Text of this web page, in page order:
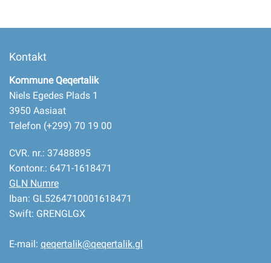
Kontakt
Kommune Qeqertalik
Niels Egedes Plads 1
3950 Aasiaat
Telefon (+299) 70 19 00
CVR. nr.: 37488895
Kontonr.: 6471-1618471
GLN Numre
Iban: GL5264710001618471
Swift: GRENGLGX
E-mail: qeqertalik@qeqertalik.gl